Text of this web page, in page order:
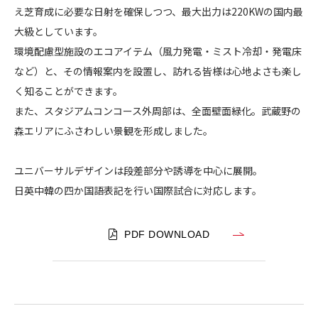
え芝育成に必要な日射を確保しつつ、最大出力は220KWの国内最
大級としています。
環境配慮型施設のエコアイテム（風力発電・ミスト冷却・発電床
など）と、その情報案内を設置し、訪れる皆様は心地よさも楽し
く知ることができます。
また、スタジアムコンコース外周部は、全面壁面緑化。武蔵野の
森エリアにふさわしい景観を形成しました。
ユニバーサルデザインは段差部分や誘導を中心に展開。
日英中韓の四か国語表記を行い国際試合に対応します。
PDF DOWNLOAD